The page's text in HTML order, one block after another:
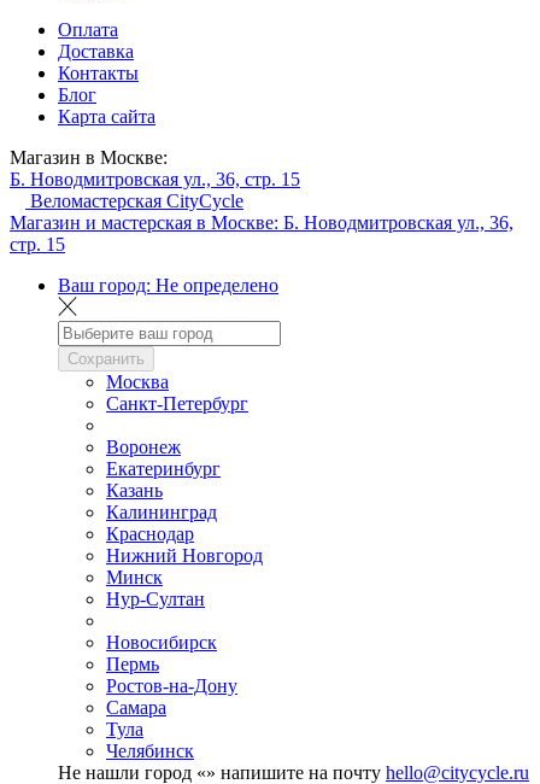
Оплата
Доставка
Контакты
Блог
Карта сайта
Магазин в Москве:
Б. Новодмитровская ул., 36, стр. 15
Веломастерская CityCycle
Магазин и мастерская в Москве: Б. Новодмитровская ул., 36,
стр. 15
Ваш город: Не определено
Сохранить
Москва
Санкт-Петербург
Воронеж
Екатеринбург
Казань
Калининград
Краснодар
Нижний Новгород
Минск
Нур-Султан
Новосибирск
Пермь
Ростов-на-Дону
Самара
Тула
Челябинск
Не нашли город «» напишите на почту hello@citycycle.ru